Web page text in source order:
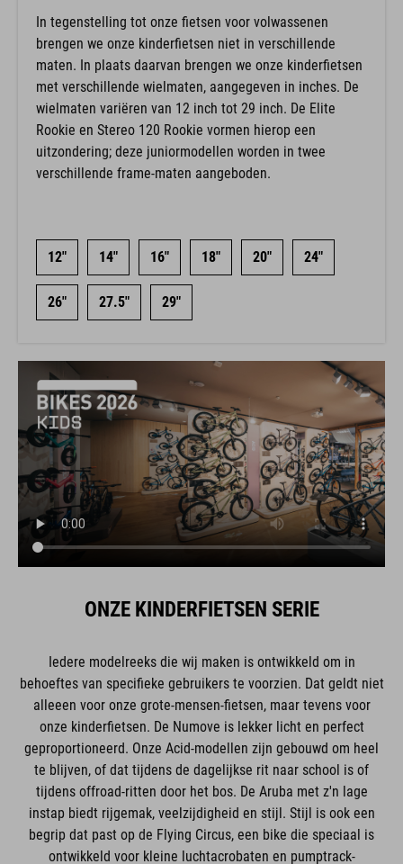
In tegenstelling tot onze fietsen voor volwassenen
brengen we onze kinderfietsen niet in verschillende
maten. In plaats daarvan brengen we onze kinderfietsen
met verschillende wielmaten, aangegeven in inches. De
wielmaten variëren van 12 inch tot 29 inch. De Elite
Rookie en Stereo 120 Rookie vormen hierop een
uitzondering; deze juniormodellen worden in twee
verschillende frame-maten aangeboden.
12" 14" 16" 18" 20" 24"
26" 27.5" 29"
ONZE KINDERFIETSEN SERIE
Iedere modelreeks die wij maken is ontwikkeld om in
behoeftes van specifieke gebruikers te voorzien. Dat geldt niet
alleeen voor onze grote-mensen-fietsen, maar tevens voor
onze kinderfietsen. De Numove is lekker licht en perfect
geproportioneerd. Onze Acid-modellen zijn gebouwd om heel
te blijven, of dat tijdens de dagelijkse rit naar school is of
tijdens offroad-ritten door het bos. De Aruba met z'n lage
instap biedt rijgemak, veelzijdigheid en stijl. Stijl is ook een
begrip dat past op de Flying Circus, een bike die speciaal is
ontwikkeld voor kleine luchtacrobaten en pumptrack-